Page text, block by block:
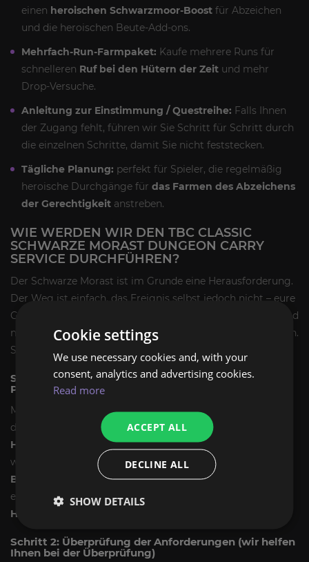
einen heroischen Schwarzmoor-Boost für Abzeichen
und die heroischen Beute-Add-ons.
Mehrfach-Run-Farmpaket: Kaufe mehrere Runs für
schnelleren Ruf bei den Hütern der Zeit und mehr
Drop-Versuche.
Anleitung zur Einstimmung / Questreihe: Falls Ihnen
der Zugang fehlt, führen wir Sie Schritt für Schritt durch
die einzelnen Schritte, damit Sie nicht feststecken.
Tägliche Planung: perfekt für Spieler, die regelmäßig
heroische Durchgänge für das Farmen des Abzeichens
der Gerechtigkeit anstreben.
WIE WERDEN WIR DEN TBC CLASSIC
SCHWARZE MORAST DUNGEON CARRY
SERVICE DURCHFÜHREN?
Der Schwarze Morast ist im Grunde eine Herausforderung.
Der Weg ist einfach, das Ereignis selbst jedoch nicht – eure
Gruppe muss schnell reagieren, Portale sauber rotieren und
niemals zulassen, dass Mobs Medivh ungehindert angreifen.
So gestalten wir es, als wäre es ganz einfach.
Schritt 1: Sie nennen uns das Ziel, wir erstellen den
Plan
Manche Spieler wollen den Dungeon nur für die Story und
die Questreihe abschließen, anderefarmen Ruf bei den
Hütern der Zeit
, und viele suchen nach einer
wiederholbaren
Dungeon-Durchführung in WoW: The
Burning Crusade
für Abzeichen. Nennt uns euer Ziel und
euer aktuelles Level, und wir empfehlen euch
Heroisch
Schritt 2: Überprüfung der Anforderungen (wir helfen
Ihnen bei der Überprüfung)
Cookie settings
We use necessary cookies and, with your
consent, analytics and advertising cookies.
Read more
ACCEPT ALL
DECLINE ALL
SHOW DETAILS